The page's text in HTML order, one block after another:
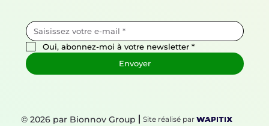
© 2026 par Bionnov Group Site réalisé par
Oui, abonnez-moi à votre newsletter *
Envoyer